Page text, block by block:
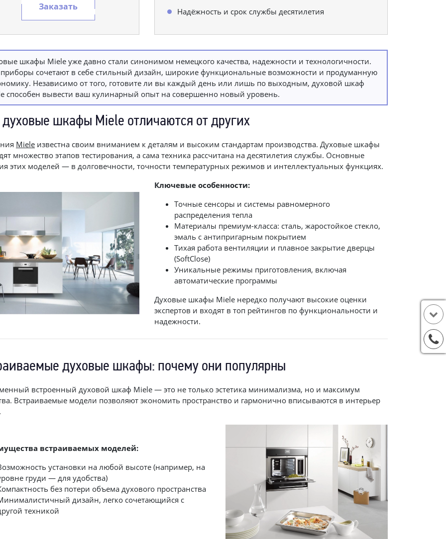
Заказать
Надёжность и срок службы десятилетия
шкафы Miele уже давно стали синонимом немецкого качества, надежности и технологичности.
сочетают в себе стильный дизайн, широкие функциональные возможности и продуманную
Независимо от того, готовите ли вы каждый день или лишь по выходным, духовой шкаф
способен вывести ваш кулинарный опыт на совершенно новый уровень.
шкафы Miele отличаются от других
Miele известна своим вниманием к деталям и высоким стандартам производства. Духовые шкафы
множество этапов тестирования, а сама техника рассчитана на десятилетия службы. Основные
этих моделей — в долговечности, точности температурных режимов и интеллектуальных функциях.
Ключевые особенности:
Точные сенсоры и системы равномерного
распределения тепла
Материалы премиум-класса: сталь, жаростойкое стекло,
эмаль с антипригарным покрытием
Тихая работа вентиляции и плавное закрытие дверцы
(SoftClose)
Уникальные режимы приготовления, включая
автоматические программы
Духовые шкафы Miele нередко получают высокие оценки
экспертов и входят в топ рейтингов по функциональности и
надежности.
духовые шкафы: почему они популярны
встроенный духовой шкаф Miele — это не только эстетика минимализма, но и максимум
Встраиваемые модели позволяют экономить пространство и гармонично вписываются в интерьер
встраиваемых моделей:
установки на любой высоте (например, на
груди — для удобства)
без потери объема духового пространства
дизайн, легко сочетающийся с
техникой